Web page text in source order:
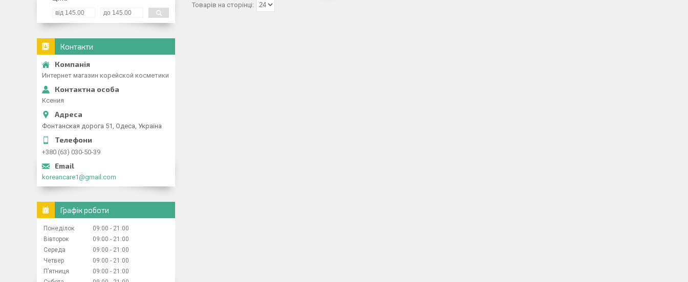
Контакти
Интернет магазин корейской косметики
Ксения
Фонтанская дорога 51, Одеса, Україна
+380 (63) 030-50-39
koreancare1@gmail.com
Графік роботи
Понеділок 09:00
21:00
Вівторок
09:00
21:00
Середа
09:00
21:00
Четвер
09:00
21:00
Пʼятниця
09:00
21:00